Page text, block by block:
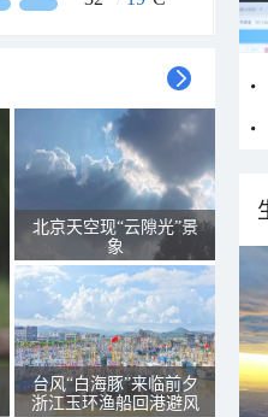
北京天空现“云隙光”景
象
台风“白海豚”来临前夕
浙江玉环渔船回港避风